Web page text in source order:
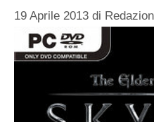
19 Aprile 2013 di